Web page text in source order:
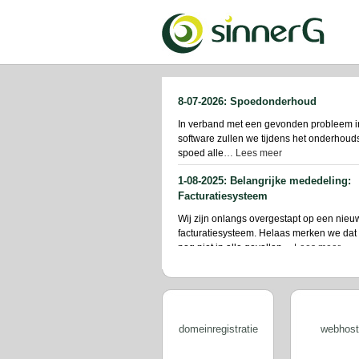
8-07-2026: Spoedonderhoud
In verband met een gevonden probleem
software zullen we tijdens het
spoed alle… Lees meer
1-08-2025: Belangrijke mededeling:
Facturatiesysteem
Wij zijn onlangs overgestapt op een
facturatiesysteem. Helaas merken we dat
nog niet in alle gevallen … Lees meer
1-07-2025: Nieuw klantenportaal!
Wanneer: • Per 1juli a.s. Hoe: • Inloggen op
(1e… Lees meer
domeinregistratie